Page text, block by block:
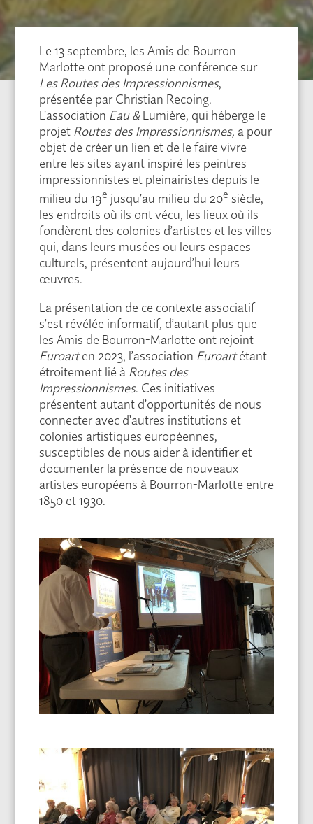
Le 13 septembre, les Amis de Bourron-
Marlotte ont proposé une conférence sur
Les Routes des Impressionnismes,
présentée par Christian Recoing.
L’association Eau & Lumière, qui héberge le
projet Routes des Impressionnismes, a pour
objet de créer un lien et de le faire vivre
entre les sites ayant inspiré les peintres
impressionnistes et pleinairistes depuis le
milieu du 19e jusqu’au milieu du 20e siècle,
les endroits où ils ont vécu, les lieux où ils
fondèrent des colonies d’artistes et les villes
qui, dans leurs musées ou leurs espaces
culturels, présentent aujourd’hui leurs
œuvres.
La présentation de ce contexte associatif
s’est révélée informatif, d’autant plus que
les Amis de Bourron-Marlotte ont rejoint
Euroarten 2023, l’association Euroartétant
étroitement lié à Routes des
Impressionnismes. Ces initiatives
présentent autant d’opportunités de nous
connecter avec d’autres institutions et
colonies artistiques européennes,
susceptibles de nous aider à identifier et
documenter la présence de nouveaux
artistes européens à Bourron-Marlotte entre
1850 et 1930.